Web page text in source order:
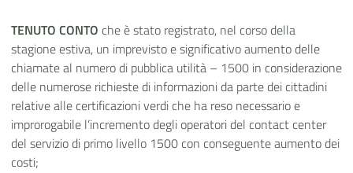
TENUTO CONTO che è stato registrato, nel corso della
stagione estiva, un imprevisto e significativo aumento delle
chiamate al numero di pubblica utilità – 1500 in considerazione
delle numerose richieste di informazioni da parte dei cittadini
relative alle certificazioni verdi che ha reso necessario e
improrogabile l’incremento degli operatori del contact center
del servizio di primo livello 1500 con conseguente aumento dei
costi;